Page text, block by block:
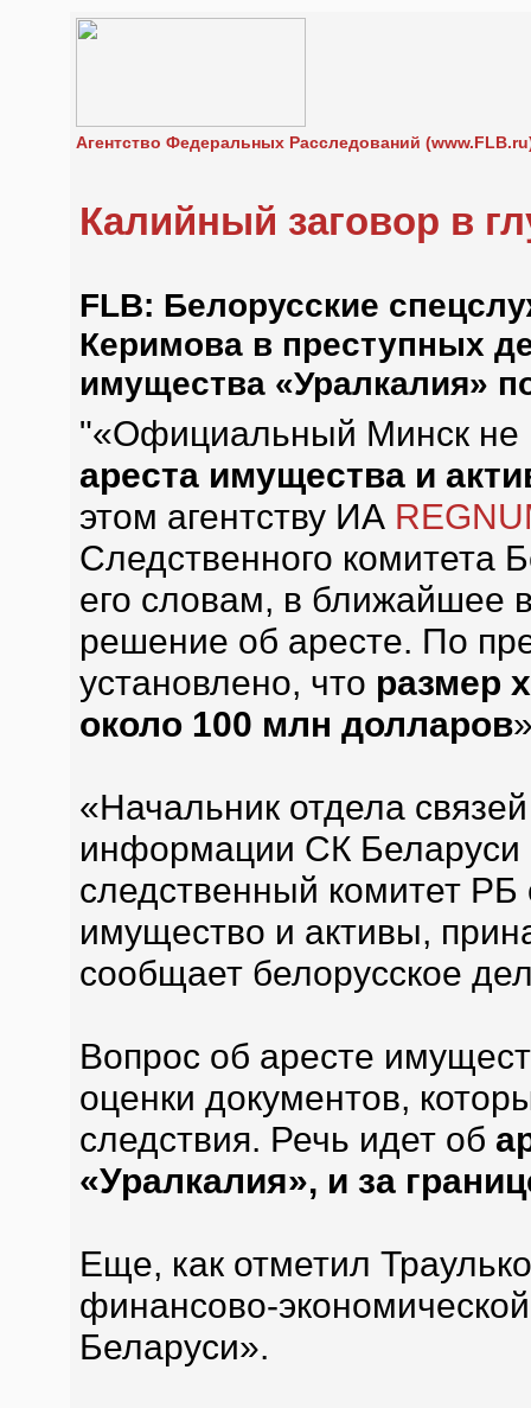
Агентство Федеральных Расследований
Калийный заговор в
FLB: Белорусские
Керимова в преступных
имущества «Уралкалия»
"«Официальный Минск не
ареста имущества и
этом агентству ИА
Следственного комитета
его словам, в ближайшее
решение об аресте. По
установлено, что размер
около 100 млн долларов
«Начальник отдела
информации СК Беларуси
следственный комитет РБ
имущество и активы,
сообщает белорусское
Вопрос об аресте
оценки документов,
следствия. Речь идет об
«Уралкалия», и за
Еще, как отметил
финансово-
Беларуси».